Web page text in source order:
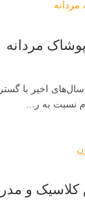
مردانه
سال‌های اخیر با
نسبت به ر...
کلاسیک و